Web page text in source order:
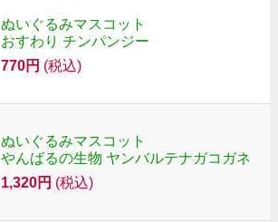
ぬいぐるみマスコット
おすわり チンパンジー
770円 (税込)
ぬいぐるみマスコット
やんばるの生物 ヤンバルテナガコガネ
1,320円 (税込)